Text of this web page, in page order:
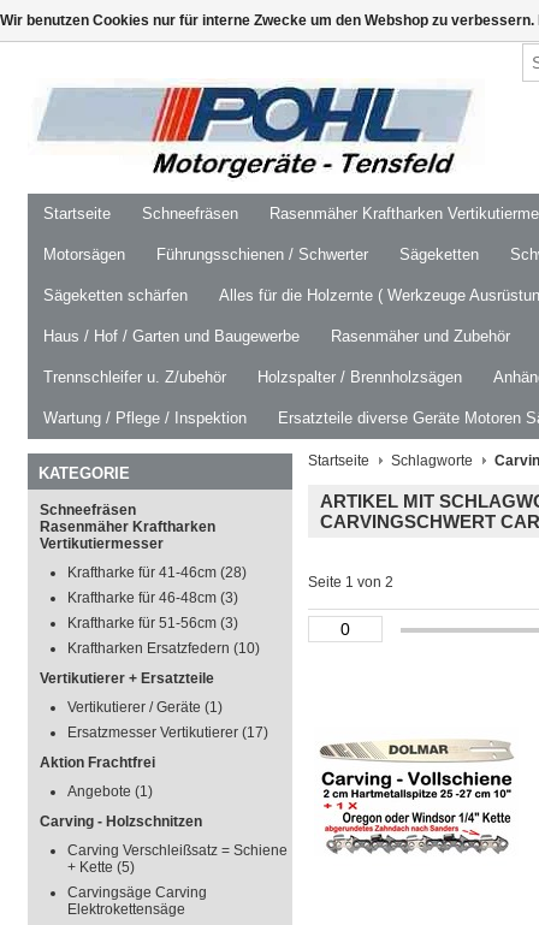
Startseite Schneefräsen Rasenmäher Kraftharken
Motorsägen Führungsschienen / Schwerter Sägeketten
Sägeketten schärfen Alles für die Holzernte ( Werkzeuge
Haus / Hof / Garten und Baugewerbe Rasenmäher und Zubehör
Trennschleifer u. Z/ubehör Holzspalter / Brennholzsägen
Wartung / Pflege / Inspektion Ersatzteile diverse Geräte Motoren
KATEGORIE
Schneefräsen
Rasenmäher Kraftharken
Vertikutiermesser
Kraftharke für 41-46cm (28)
Kraftharke für 46-48cm (3)
Kraftharke für 51-56cm (3)
Kraftharken Ersatzfedern (10)
Vertikutierer + Ersatzteile
Vertikutierer / Geräte (1)
Ersatzmesser Vertikutierer (17)
Aktion Frachtfrei
Angebote (1)
Carving - Holzschnitzen
Carving Verschleißsatz = Schiene
+ Kette (5)
Carvingsäge Carving
Elektrokettensäge
Startseite Schlagworte
ARTIKEL MIT
CARVINGSCHWERT
Seite 1 von 2
Wir benutzen Cookies nur für interne Zwecke um den Webshop zu